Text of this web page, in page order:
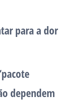
para a dor
dependem